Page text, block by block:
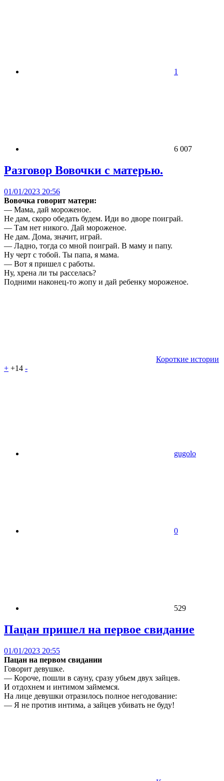
1
6 007
Разговор Вовочки с матерью.
01/01/2023 20:56
Вовочка говорит матери:
— Мама, дай мороженое.
Не дам, скоро обедать будем. Иди во дворе поиграй.
— Там нет никого. Дай мороженое.
Не дам. Дома, значит, играй.
— Ладно, тогда со мной поиграй. В маму и папу.
Ну черт с тобой. Ты папа, я мама.
— Вот я пришел с работы.
Ну, хрена ли ты расселась?
Подними наконец-то жопу и дай ребенку мороженое.
Короткие истории
+ +14 -
gugolo
0
529
Пацан пришел на первое свидание
01/01/2023 20:55
Пацан на первом свидании
Говорит девушке.
— Короче, пошли в сауну, сразу убьем двух зайцев.
И отдохнем и интимом займемся.
На лице девушки отразилось полное негодование:
— Я не против интима, а зайцев убивать не буду!